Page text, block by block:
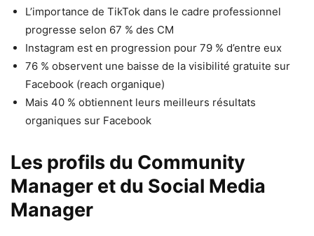
L’importance de TikTok dans le cadre professionnel
progresse selon 67 % des CM
Instagram est en progression pour 79 % d’entre eux
76 % observent une baisse de la visibilité gratuite sur
Facebook (reach organique)
Mais 40 % obtiennent leurs meilleurs résultats
organiques sur Facebook
Les profils du Community
Manager et du Social Media
Manager